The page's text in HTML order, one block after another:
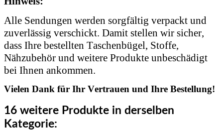
Alle Sendungen werden sorgfältig verpackt und
zuverlässig verschickt. Damit stellen wir sicher,
dass Ihre bestellten Taschenbügel, Stoffe,
Nähzubehör und weitere Produkte unbeschädigt
bei Ihnen ankommen.
Vielen Dank für Ihr Vertrauen und Ihre Bestellung!
16 weitere Produkte in derselben
Kategorie: